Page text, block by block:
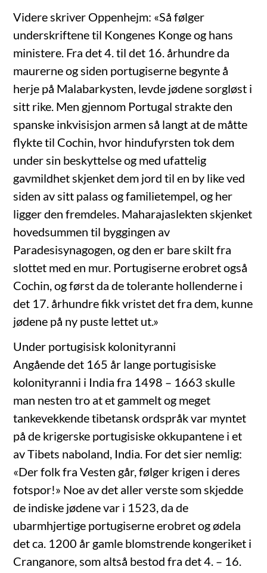
Videre skriver Oppenhejm: «Så følger
underskriftene til Kongenes Konge og hans
ministere. Fra det 4. til det 16. århundre da
maurerne og siden portugiserne begynte å
herje på Malabarkysten, levde jødene sorgløst i
sitt rike. Men gjennom Portugal strakte den
spanske inkvisisjon armen så langt at de måtte
flykte til Cochin, hvor hindufyrsten tok dem
under sin beskyttelse og med ufattelig
gavmildhet skjenket dem jord til en by like ved
siden av sitt palass og familietempel, og her
ligger den fremdeles. Maharajaslekten skjenket
hovedsummen til byggingen av
Paradesisynagogen, og den er bare skilt fra
slottet med en mur. Portugiserne erobret også
Cochin, og først da de tolerante hollenderne i
det 17. århundre fikk vristet det fra dem, kunne
jødene på ny puste lettet ut.»
Under portugisisk kolonityranni
Angående det 165 år lange portugisiske
kolonityranni i India fra 1498 – 1663 skulle
man nesten tro at et gammelt og meget
tankevekkende tibetansk ordspråk var myntet
på de krigerske portugisiske okkupantene i et
av Tibets naboland, India. For det sier nemlig:
«Der folk fra Vesten går, følger krigen i deres
fotspor!» Noe av det aller verste som skjedde
de indiske jødene var i 1523, da de
ubarmhjertige portugiserne erobret og ødela
det ca. 1200 år gamle blomstrende kongeriket i
Cranganore, som altså bestod fra det 4. – 16.